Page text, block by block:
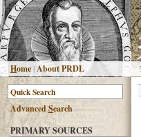
Home |About PRDL
AdvancedSearch
PRIMARY SOURCES